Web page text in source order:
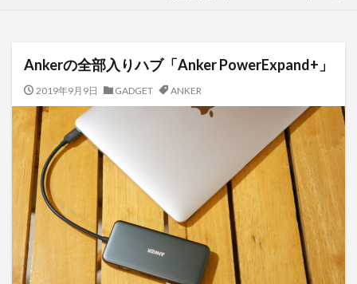
Ankerの全部入りハブ「Anker PowerExpand+」
2019年9月9日 GADGET ANKER